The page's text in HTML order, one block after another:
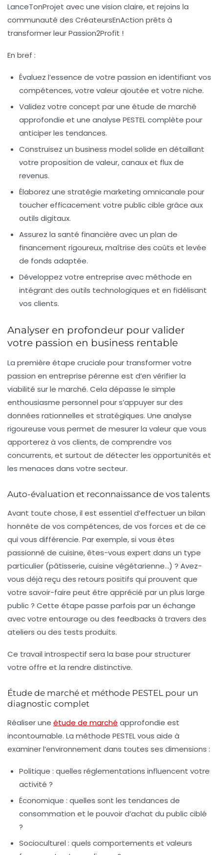
LanceTonProjet avec une vision claire, et rejoins la
communauté des CréateursEnAction prêts à
transformer leur Passion2Profit !
En bref :
Évaluez l’essence de votre passion en identifiant vos
compétences, votre valeur ajoutée et votre niche.
Validez votre concept par une étude de marché
approfondie et une analyse PESTEL complète pour
anticiper les tendances.
Construisez un business model solide en détaillant
votre proposition de valeur, canaux et flux de
revenus.
Élaborez une stratégie marketing omnicanale pour
toucher efficacement votre public cible grâce aux
outils digitaux.
Assurez la santé financière avec un plan de
financement rigoureux, maîtrise des coûts et levée
de fonds adaptée.
Développez votre entreprise avec méthode en
intégrant des outils technologiques et en fidélisant
vos clients.
Analyser en profondeur pour valider
votre passion en business rentable
La première étape cruciale pour transformer votre
passion en entreprise pérenne est d’en vérifier la
viabilité sur le marché. Cela dépasse le simple
enthousiasme personnel pour s’appuyer sur des
données rationnelles et stratégiques. Une analyse
rigoureuse vous permet de mesurer la valeur que vous
apporterez à vos clients, de comprendre vos
concurrents, et surtout de détecter les opportunités et
les menaces dans votre secteur.
Auto-évaluation et reconnaissance de vos talents
Avant toute chose, il est essentiel d’effectuer un bilan
honnête de vos compétences, de vos forces et de ce
qui vous différencie. Par exemple, si vous êtes
passionné de cuisine, êtes-vous expert dans un type
particulier (pâtisserie, cuisine végétarienne…) ? Avez-
vous déjà reçu des retours positifs qui prouvent que
votre savoir-faire peut être apprécié par un plus large
public ? Cette étape passe parfois par un échange
avec votre entourage ou des feedbacks à travers des
ateliers ou des tests produits.
Ce travail introspectif sera la base pour structurer
votre offre et la rendre distinctive.
Étude de marché et méthode PESTEL pour un
diagnostic complet
Réaliser une étude de marché approfondie est
incontournable. La méthode PESTEL vous aide à
examiner l’environnement dans toutes ses dimensions :
Politique : quelles réglementations influencent votre
activité ?
Économique : quelles sont les tendances de
consommation et le pouvoir d’achat du public ciblé
?
Socioculturel : quels comportements et valeurs